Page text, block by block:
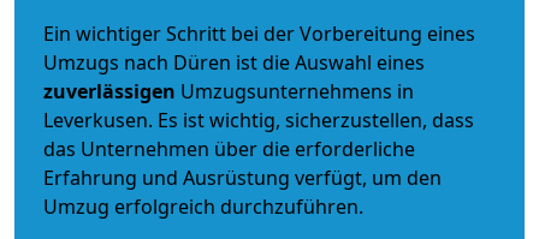
Ein wichtiger Schritt bei der Vorbereitung eines
Umzugs nach Düren ist die Auswahl eines
zuverlässigen Umzugsunternehmens in
Leverkusen. Es ist wichtig, sicherzustellen, dass
das Unternehmen über die erforderliche
Erfahrung und Ausrüstung verfügt, um den
Umzug erfolgreich durchzuführen.